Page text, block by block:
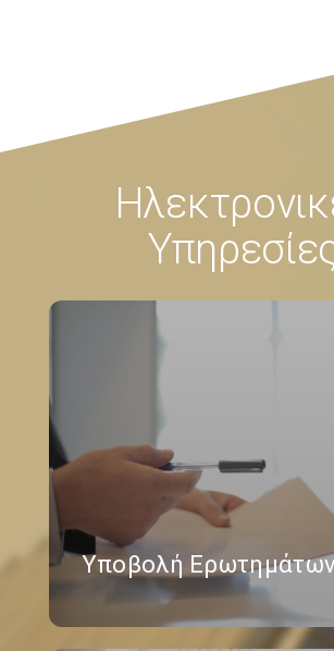
Υποβολή Ερωτημάτων